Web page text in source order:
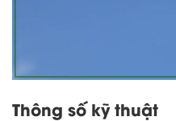
Thông số kỹ thuật